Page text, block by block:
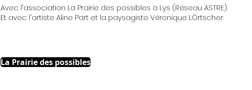
Avec l'association La Prairie des possibles à Lys (Réseau ASTRE).
Et avec l'artiste Aline Part et la paysagiste Véronique LÖrtscher.
La Prairie des possibles